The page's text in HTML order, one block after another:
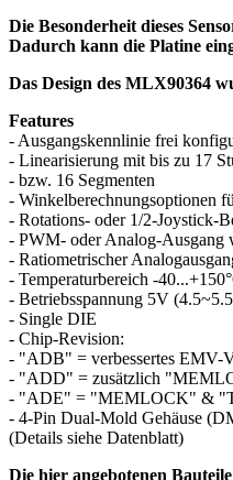
Die Besonderheit dieses
Dadurch kann die Platine
Das Design des MLX90364
Features
- Ausgangskennlinie frei
- Linearisierung mit bis zu 17
- bzw. 16 Segmenten
- Winkelberechnungsoptionen
- Rotations- oder 1/2-Joystick-
- PWM- oder Analog-Ausgang
- Ratiometrischer
- Temperaturbereich -
- Betriebsspannung 5V
- Single DIE
- Chip-Revision:
- "ADB" = verbessertes EMV-
- "ADD" = zusätzlich
- "ADE" = "MEMLOCK" &
- 4-Pin Dual-Mold Gehäuse
(Details siehe Datenblatt)
Die hier angebotenen